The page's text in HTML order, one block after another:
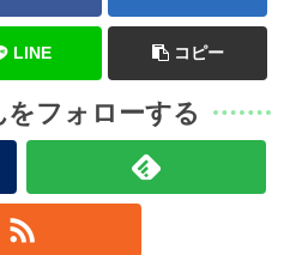
LINE コピー
フォローする